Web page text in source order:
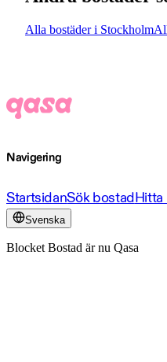
Alla bostäder i Stockholm
Navigering
StartsidanSök bostadHitta
Svenska
Blocket Bostad är nu Qasa